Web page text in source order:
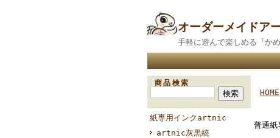
オーダーメイド
手軽に遊んで楽しめる『か
商品検索
紙専用インクartnic
artnic灰黒統
HOME
普通紙